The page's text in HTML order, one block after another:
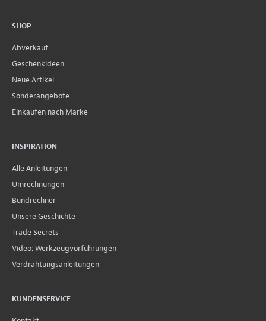
SHOP
Abverkauf
Geschenkideen
Neue Artikel
Sonderangebote
Einkaufen nach Marke
INSPIRATION
Alle Anleitungen
Umrechnungen
Bundrechner
Unsere Geschichte
Trade Secrets
Video: Werkzeugvorführungen
Verdrahtungsanleitungen
KUNDENSERVICE